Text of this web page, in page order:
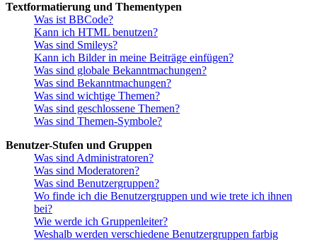
Textformatierung und Thementypen
Was ist BBCode?
Kann ich HTML benutzen?
Was sind Smileys?
Kann ich Bilder in meine Beiträge einfügen?
Was sind globale Bekanntmachungen?
Was sind Bekanntmachungen?
Was sind wichtige Themen?
Was sind geschlossene Themen?
Was sind Themen-Symbole?
Benutzer-Stufen und Gruppen
Was sind Administratoren?
Was sind Moderatoren?
Was sind Benutzergruppen?
Wo finde ich die Benutzergruppen und wie trete ich ihnen
bei?
Wie werde ich Gruppenleiter?
Weshalb werden verschiedene Benutzergruppen farbig